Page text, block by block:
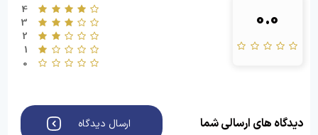
0.0
4
3
2
1
0
دیدگاه های ارسالی شما ارسال دیدگاه